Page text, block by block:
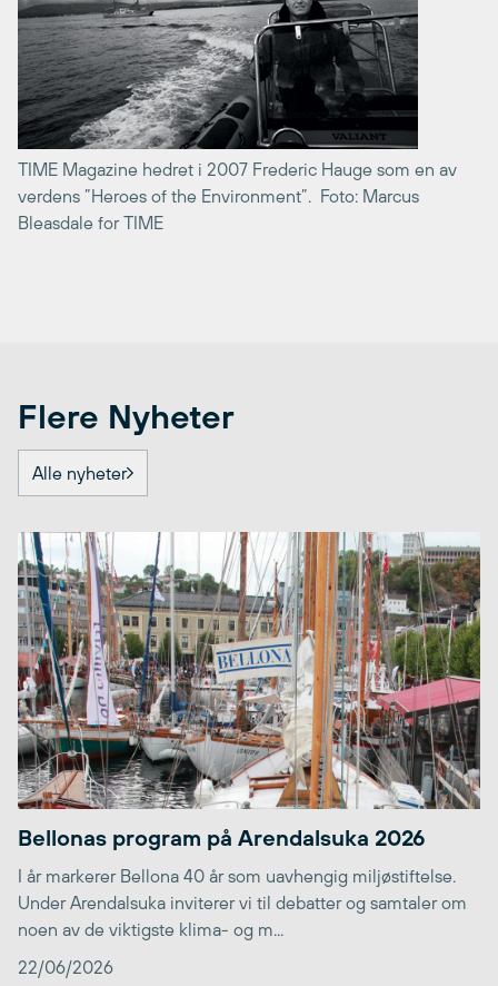
TIME Magazine hedret i 2007 Frederic Hauge som en av
verdens ”Heroes of the Environment”. Foto: Marcus
Bleasdale for TIME
Flere Nyheter
Alle nyheter
Bellonas program på Arendalsuka 2026
I år markerer Bellona 40 år som uavhengig miljøstiftelse.
Under Arendalsuka inviterer vi til debatter og samtaler om
noen av de viktigste klima- og m...
22/06/2026